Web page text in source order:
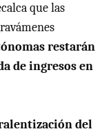
que las
restarán
de ingresos en
del